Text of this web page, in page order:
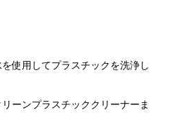
使用してプラスチックを洗浄し
ーンプラスチッククリーナーま